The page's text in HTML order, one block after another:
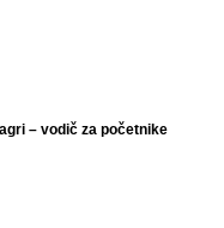
– vodič za početnike